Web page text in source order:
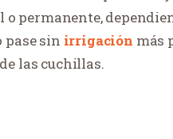
permanente,
pase sin irrigación más
las cuchillas.